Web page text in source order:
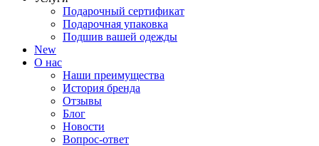
Подарочный сертификат
Подарочная упаковка
Подшив вашей одежды
New
О нас
Наши преимущества
История бренда
Отзывы
Блог
Новости
Вопрос-ответ